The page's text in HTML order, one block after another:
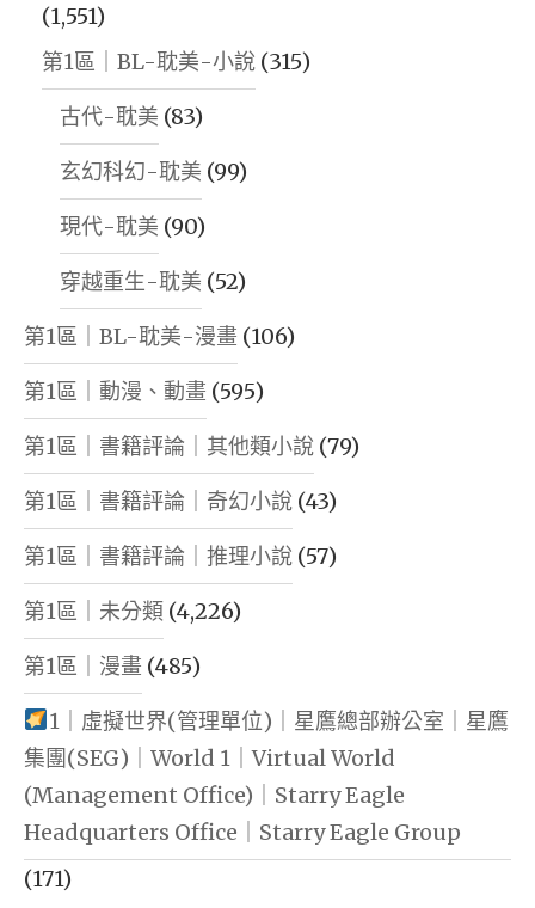
(1,551)
第1區｜BL-耽美-小說 (315)
古代-耽美 (83)
玄幻科幻-耽美 (99)
現代-耽美 (90)
穿越重生-耽美 (52)
第1區｜BL-耽美-漫畫 (106)
第1區｜動漫、動畫 (595)
第1區｜書籍評論｜其他類小說 (79)
第1區｜書籍評論｜奇幻小說 (43)
第1區｜書籍評論｜推理小說 (57)
第1區｜未分類 (4,226)
第1區｜漫畫 (485)
1｜虛擬世界(管理單位)｜星鷹總部辦公室｜星鷹
集團(SEG)｜World 1｜Virtual World
(Management Office)｜Starry Eagle
Headquarters Office｜Starry Eagle Group
(171)